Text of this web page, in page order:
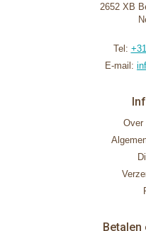
2652 XB
Tel:
E-mail:
Over
Betalen